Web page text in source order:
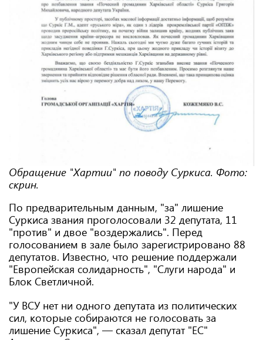
Обращение "Хартии" по поводу Суркиса. Фото:
скрин.
По предварительным данным, "за" лишение
Суркиса звания проголосовали 32 депутата, 11
"против" и двое "воздержались". Перед
голосованием в зале было зарегистрировано 88
депутатов. Известно, что решение поддержали
"Европейская солидарность", "Слуги народа" и
Блок Светличной.
"У ВСУ нет ни одного депутата из политических
сил, которые собираются не голосовать за
лишение Суркиса", — сказал депутат "ЕС"